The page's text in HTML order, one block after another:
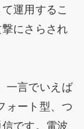
運用するこ
にさらされ
一言でいえば
ォート型、つ
です。電波